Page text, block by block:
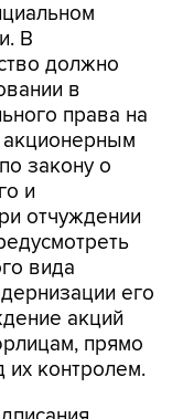
В
должно
в
права на
акционерным
закону о
и
отчуждении
вида
его
акций
прямо
их контролем.